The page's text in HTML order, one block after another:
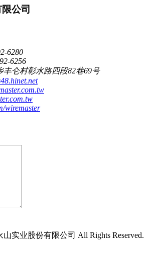
公司
6280
6256
丰仑村彰水路四段82巷69号
wiremaster
山实业股份有限公司 All Rights Reserved.